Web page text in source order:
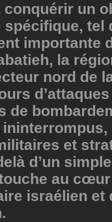
conquérir un
spécifique, tel
importante
la
nord de
de
et
d’un
au
israélien et